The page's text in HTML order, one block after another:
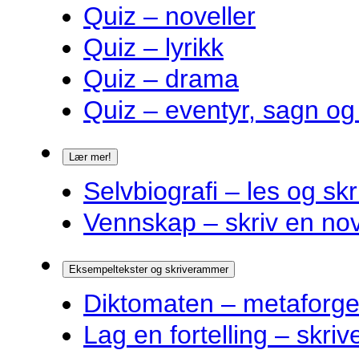
Quiz – noveller
Quiz – lyrikk
Quiz – drama
Quiz – eventyr, sagn
Lær mer!
Selvbiografi – les og
Vennskap – skriv en
Eksempeltekster og skriverammer
Diktomaten –
Lag en fortelling –